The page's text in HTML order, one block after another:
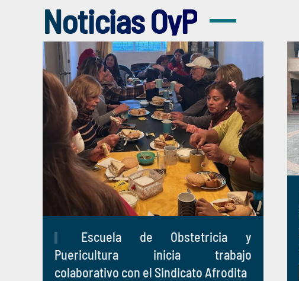
Noticias OyP
Escuela de Obstetricia y
Puericultura inicia trabajo
colaborativo con el Sindicato Afrodita